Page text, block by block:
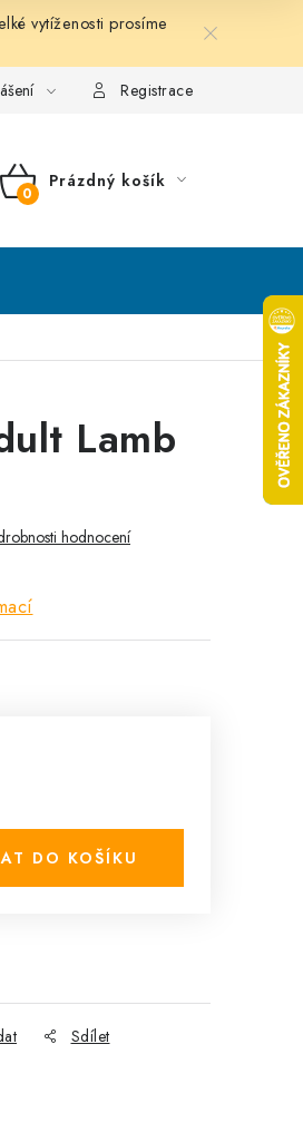
vytíženosti prosíme
Mapa serveru Kontakt
Registrace
NÁKUPNÍ
Prázdný košík
Lamb
hodnocení
DO KOŠÍKU
Sdílet